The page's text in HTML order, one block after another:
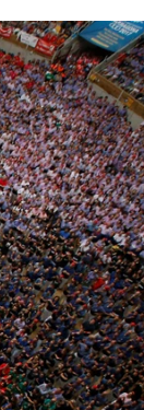
levantando una